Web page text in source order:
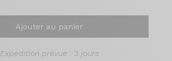
Ajouter au panier
Expédition prévue : 3 jours